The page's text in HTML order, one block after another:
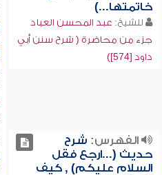
خاتمتها...)
للشيخ: عبد المحسن العباد
جزء من محاضرة ( شرح سنن أبي
داود [574])
الفهرس: شرح
حديث (...ارجع فقل
السلام عليكم) , كيف